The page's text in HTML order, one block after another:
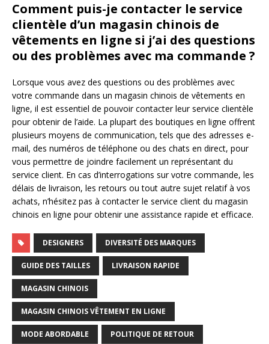
Comment puis-je contacter le service
clientèle d’un magasin chinois de
vêtements en ligne si j’ai des questions
ou des problèmes avec ma commande ?
Lorsque vous avez des questions ou des problèmes avec
votre commande dans un magasin chinois de vêtements en
ligne, il est essentiel de pouvoir contacter leur service clientèle
pour obtenir de l’aide. La plupart des boutiques en ligne offrent
plusieurs moyens de communication, tels que des adresses e-
mail, des numéros de téléphone ou des chats en direct, pour
vous permettre de joindre facilement un représentant du
service client. En cas d’interrogations sur votre commande, les
délais de livraison, les retours ou tout autre sujet relatif à vos
achats, n’hésitez pas à contacter le service client du magasin
chinois en ligne pour obtenir une assistance rapide et efficace.
DESIGNERS DIVERSITÉ DES MARQUES
GUIDE DES TAILLES LIVRAISON RAPIDE
MAGASIN CHINOIS
MAGASIN CHINOIS VÊTEMENT EN LIGNE
MODE ABORDABLE POLITIQUE DE RETOUR